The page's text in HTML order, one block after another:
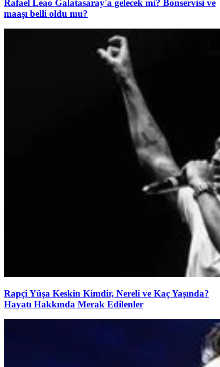
Rafael Leao Galatasaray'a gelecek mi? Bonservisi ve
maaşı belli oldu mu?
Rapçi Yüşa Keskin Kimdir, Nereli ve Kaç Yaşında?
Hayatı Hakkında Merak Edilenler